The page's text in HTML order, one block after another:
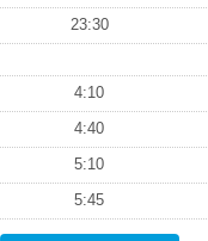
23:30
4:10
4:40
5:10
5:45